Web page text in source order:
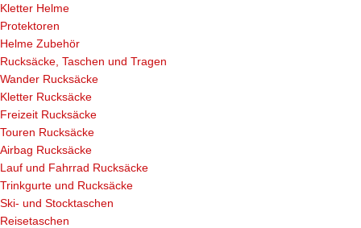
Kletter Helme
Protektoren
Helme Zubehör
Rucksäcke, Taschen und Tragen
Wander Rucksäcke
Kletter Rucksäcke
Freizeit Rucksäcke
Touren Rucksäcke
Airbag Rucksäcke
Lauf und Fahrrad Rucksäcke
Trinkgurte und Rucksäcke
Ski- und Stocktaschen
Reisetaschen